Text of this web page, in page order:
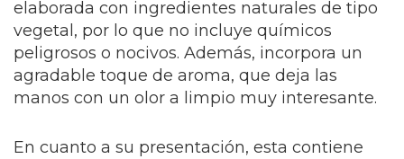
elaborada con ingredientes naturales de tipo
vegetal, por lo que no incluye químicos
peligrosos o nocivos. Además, incorpora un
agradable toque de aroma, que deja las
manos con un olor a limpio muy interesante.
En cuanto a su presentación, esta contiene